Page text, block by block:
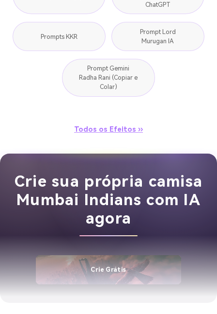
ChatGPT
Prompts KKR
Prompt Lord
Murugan IA
Prompt Gemini
Radha Rani (Copiar e
Colar)
Todos os Efeitos ››
Crie sua própria camisa
Mumbai Indians com IA
agora
Crie Grátis